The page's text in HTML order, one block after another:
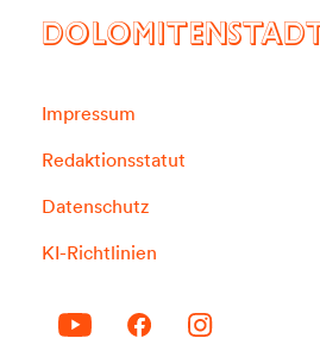
DOLOMITENSTADT
Impressum
Redaktionsstatut
Datenschutz
KI-Richtlinien